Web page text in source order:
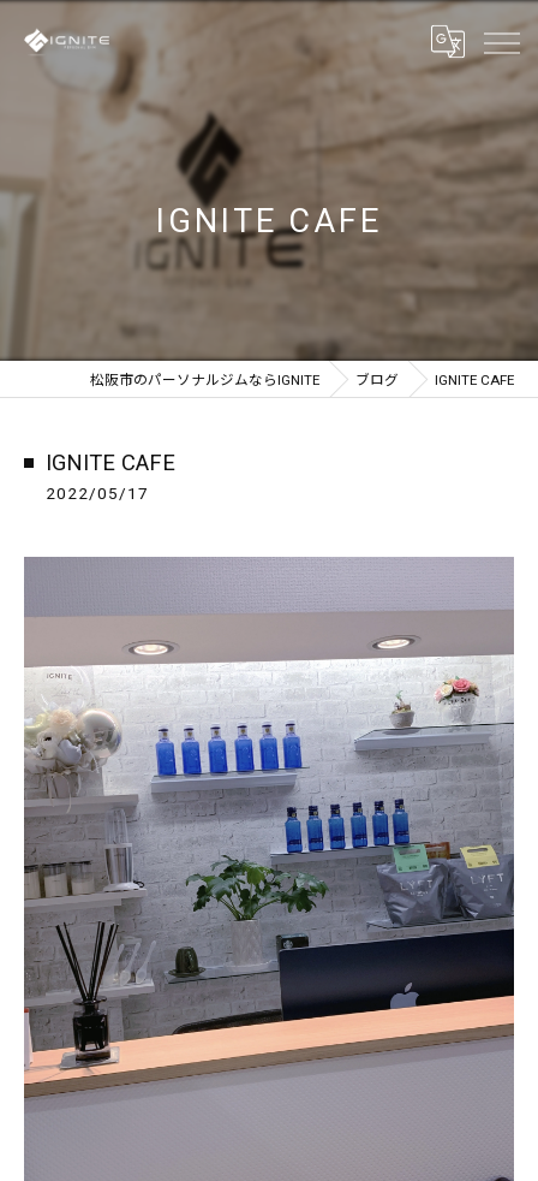
IGNITE CAFE
松阪市のパーソナルジムならIGNITE ブログ IGNITE CAFE
IGNITE CAFE
2022/05/17